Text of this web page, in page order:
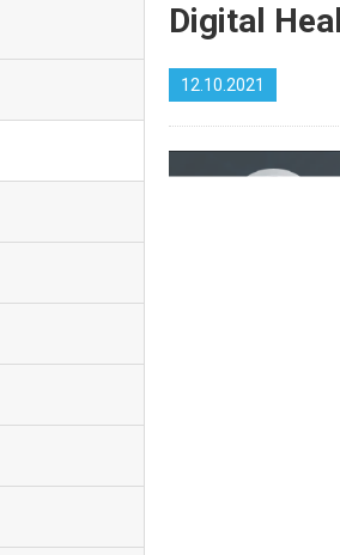
Digital
12.10.2021